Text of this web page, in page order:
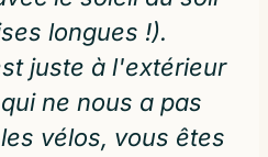
longues !).
juste à l'extérieur
ne nous a pas
vélos, vous êtes